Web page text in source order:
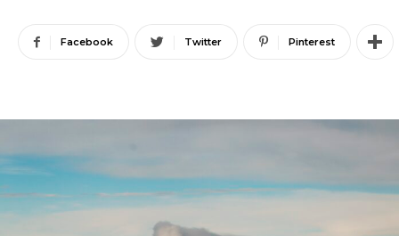
Facebook Twitter Pinterest